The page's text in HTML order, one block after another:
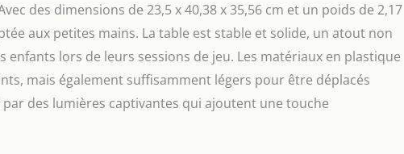
des dimensions de 23,5 x 40,38 x 35,56 cm et un poids de 2,17
aux petites mains. La table est stable et solide, un atout non
lors de leurs sessions de jeu. Les matériaux en plastique
mais également suffisamment légers pour être déplacés
par des lumières captivantes qui ajoutent une touche